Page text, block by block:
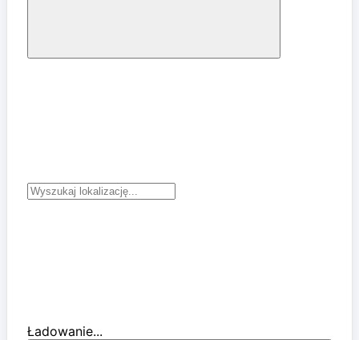
Ładowanie...